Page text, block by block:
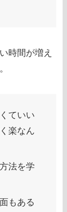
時間が増え
ていい
楽なん
法を学
もある